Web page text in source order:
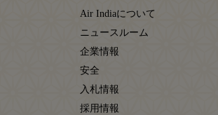
Air Indiaについて
ニュースルーム
企業情報
安全
入札情報
採用情報